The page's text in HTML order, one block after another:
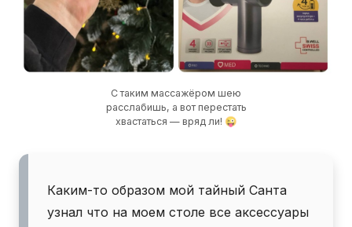
Каким-то образом мой тайный Санта
узнал что на моем столе все аксессуары